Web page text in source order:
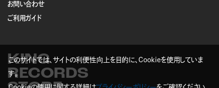
お問い合わせ
ご利用ガイド
KING
RECORDS
このサイトでは、サイトの利便性向上を目的に、Cookieを使用していま
す。